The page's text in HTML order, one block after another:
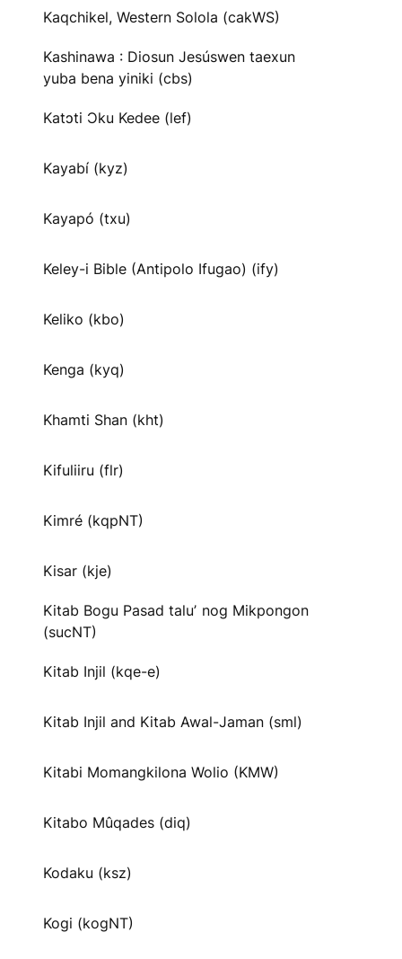
Kaqchikel, Western Solola (cakWS)
Kashinawa : Diosun Jesúswen taexun
yuba bena yiniki (cbs)
Katɔti Ɔku Kedee (lef)
Kayabí (kyz)
Kayapó (txu)
Keley-i Bible (Antipolo Ifugao) (ify)
Keliko (kbo)
Kenga (kyq)
Khamti Shan (kht)
Kifuliiru (flr)
Kimré (kqpNT)
Kisar (kje)
Kitab Bogu Pasad taluʼ nog Mikpongon
(sucNT)
Kitab Injil (kqe-e)
Kitab Injil and Kitab Awal-Jaman (sml)
Kitabi Momangkilona Wolio (KMW)
Kitabo Mûqades (diq)
Kodaku (ksz)
Kogi (kogNT)